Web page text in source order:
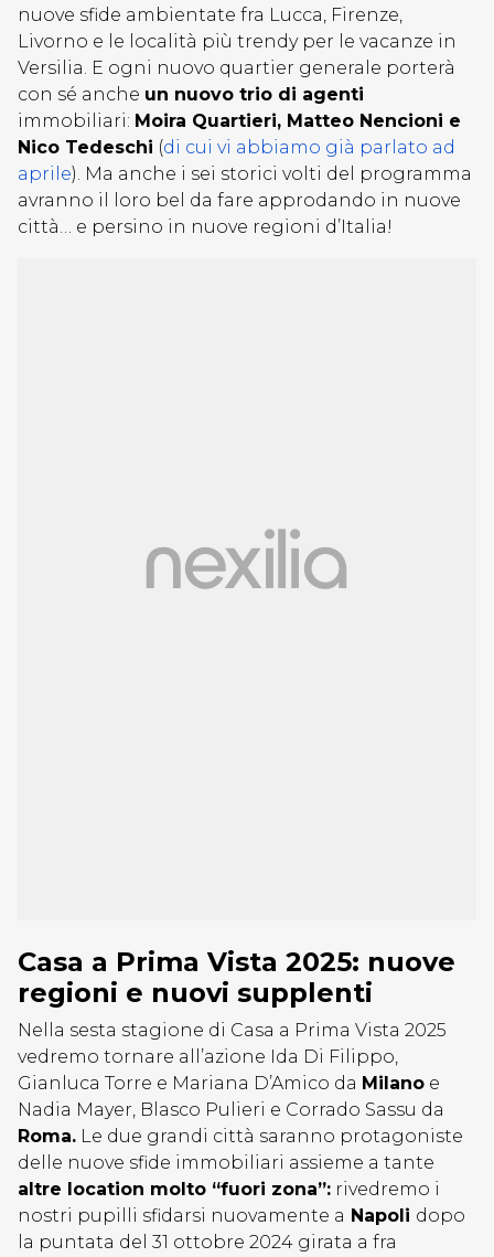
nuove sfide ambientate fra Lucca, Firenze,
Livorno e le località più trendy per le vacanze in
Versilia. E ogni nuovo quartier generale porterà
con sé anche un nuovo trio di agenti
immobiliari: Moira Quartieri, Matteo Nencioni e
Nico Tedeschi (di cui vi abbiamo già parlato ad
aprile). Ma anche i sei storici volti del programma
avranno il loro bel da fare approdando in nuove
città… e persino in nuove regioni d’Italia!
Casa a Prima Vista 2025: nuove
regioni e nuovi supplenti
Nella sesta stagione di Casa a Prima Vista 2025
vedremo tornare all’azione Ida Di Filippo,
Gianluca Torre e Mariana D’Amico da Milano e
Nadia Mayer, Blasco Pulieri e Corrado Sassu da
Roma. Le due grandi città saranno protagoniste
delle nuove sfide immobiliari assieme a tante
altre location molto “fuori zona”: rivedremo i
nostri pupilli sfidarsi nuovamente a Napoli dopo
la puntata del 31 ottobre 2024 girata a fra